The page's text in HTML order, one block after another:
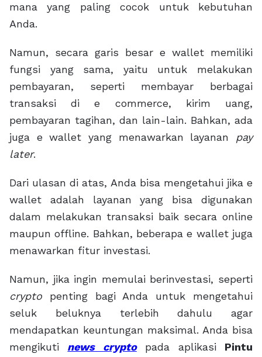
mana yang paling cocok untuk kebutuhan
Anda.
Namun, secara garis besar e wallet memiliki
fungsi yang sama, yaitu untuk melakukan
pembayaran, seperti membayar berbagai
transaksi di e commerce, kirim uang,
pembayaran tagihan, dan lain-lain. Bahkan, ada
juga e wallet yang menawarkan layanan pay
later.
Dari ulasan di atas, Anda bisa mengetahui jika e
wallet adalah layanan yang bisa digunakan
dalam melakukan transaksi baik secara online
maupun offline. Bahkan, beberapa e wallet juga
menawarkan fitur investasi.
Namun, jika ingin memulai berinvestasi, seperti
crypto penting bagi Anda untuk mengetahui
seluk beluknya terlebih dahulu agar
mendapatkan keuntungan maksimal. Anda bisa
mengikuti news cryptopada aplikasi Pintu